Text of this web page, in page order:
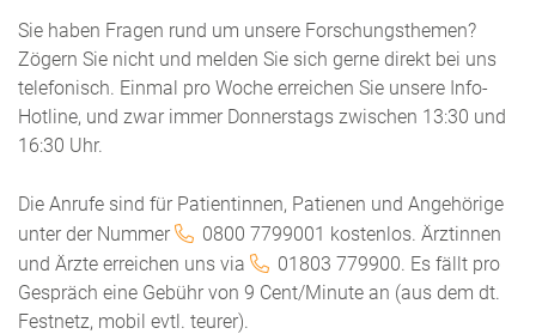
Sie haben Fragen rund um unsere Forschungsthemen?
Zögern Sie nicht und melden Sie sich gerne direkt bei uns
telefonisch. Einmal pro Woche erreichen Sie unsere Info-
Hotline, und zwar immer Donnerstags zwischen 13:30 und
16:30 Uhr.
Die Anrufe sind für Patientinnen, Patienen und Angehörige
unter der Nummer
0800 7799001 kostenlos. Ärztinnen
und Ärzte erreichen uns via
01803 779900. Es fällt pro
Gespräch eine Gebühr von 9 Cent/Minute an (aus dem dt.
Festnetz, mobil evtl. teurer).